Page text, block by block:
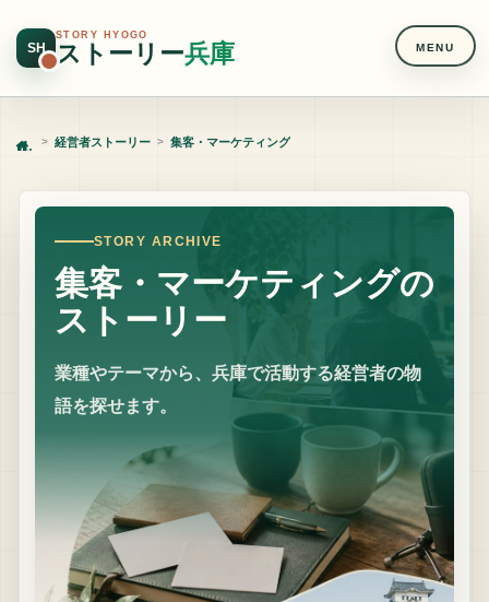
SH
STORY HYOGO
ストーリー兵庫 MENU
Home 経営者ストーリー 集客・マーケティング
STORY ARCHIVE
集客・マーケティングの
ストーリー
業種やテーマから、兵庫で活動する経営者の物
語を探せます。